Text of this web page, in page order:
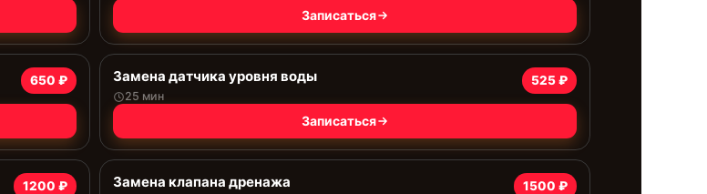
Записаться
650 ₽ Замена датчика уровня воды
25 мин
525 ₽
Записаться
1200 ₽ Замена клапана дренажа 1500 ₽